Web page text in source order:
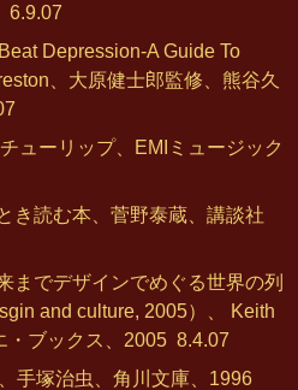
6.9.07
Depression-A Guide To
、大原健士郎監修、熊谷久
ューリップ、EMIミュージック
き読む本、菅野泰蔵、講談社
でデザインでめぐる世界の列
and culture, 2005）、 Keith
・ブックス、2005 8.4.07
手塚治虫、角川文庫、1996